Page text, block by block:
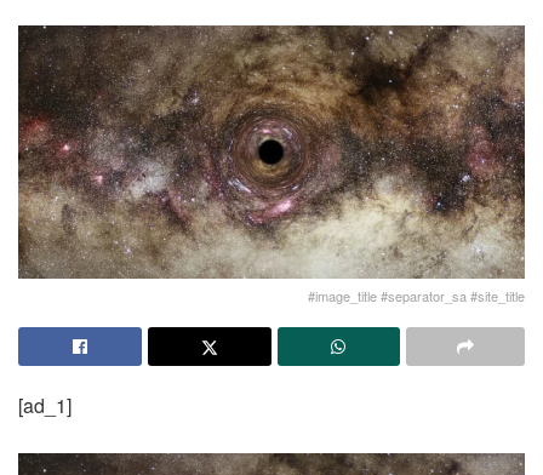
#image_title #separator_sa #site_title
[ad_1]